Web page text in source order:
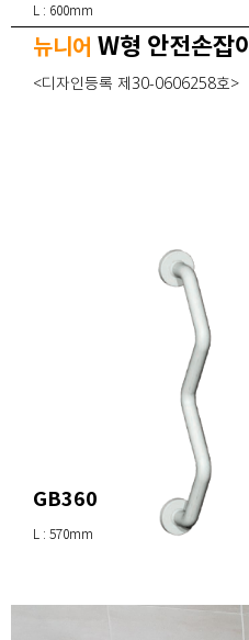
L : 600mm
뉴니어 W형 안전손잡이
<디자인등록 제30-0606258호>
GB360
L : 570mm